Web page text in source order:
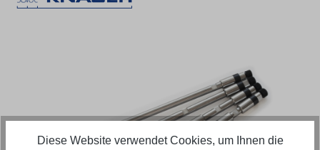
Diese Website verwendet Cookies, um Ihnen die